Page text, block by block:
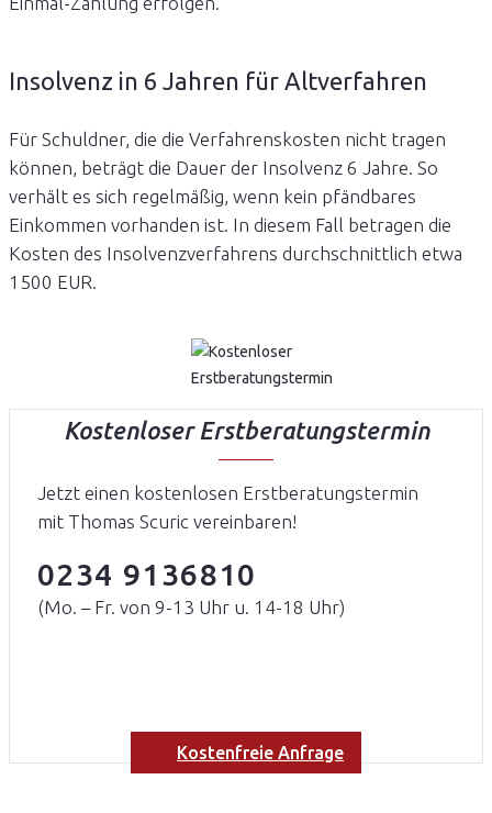
Insolvenz in 6 Jahren für Altverfahren
Für Schuldner, die die Verfahrenskosten nicht tragen
können, beträgt die Dauer der Insolvenz 6 Jahre. So
verhält es sich regelmäßig, wenn kein pfändbares
Einkommen vorhanden ist. In diesem Fall betragen die
Kosten des Insolvenzverfahrens durchschnittlich etwa
1500 EUR.
Kostenloser Erstberatungstermin
Jetzt einen kostenlosen Erstberatungstermin
mit Thomas Scuric vereinbaren!
0234 9136810
(Mo. – Fr. von 9-13 Uhr u. 14-18 Uhr)
Kostenfreie Anfrage